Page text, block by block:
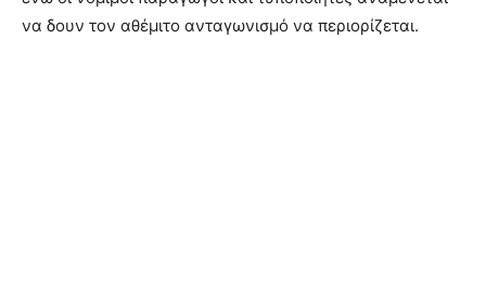
να δουν τον αθέμιτο ανταγωνισμό να περιορίζεται.